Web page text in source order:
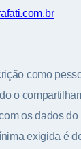
como
o
os dados
exigida é